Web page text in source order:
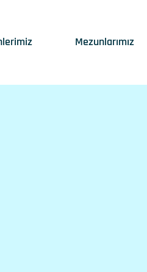
Mezunlarımız